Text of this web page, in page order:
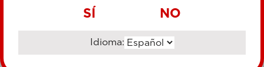
SÍ NO
Idioma: